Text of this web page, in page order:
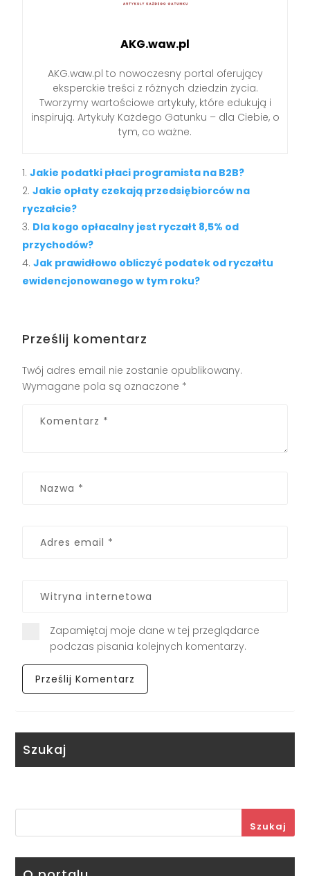
AKG.waw.pl
AKG.waw.pl to nowoczesny portal oferujący
eksperckie treści z różnych dziedzin życia.
Tworzymy wartościowe artykuły, które edukują i
inspirują. Artykuły Każdego Gatunku – dla Ciebie, o
tym, co ważne.
Jakie podatki płaci programista na B2B?
Jakie opłaty czekają przedsiębiorców na
ryczałcie?
Dla kogo opłacalny jest ryczałt 8,5% od
przychodów?
Jak prawidłowo obliczyć podatek od ryczałtu
ewidencjonowanego w tym roku?
Prześlij komentarz
Twój adres email nie zostanie opublikowany.
Wymagane pola są oznaczone *
Zapamiętaj moje dane w tej przeglądarce
podczas pisania kolejnych komentarzy.
Szukaj
Szukaj